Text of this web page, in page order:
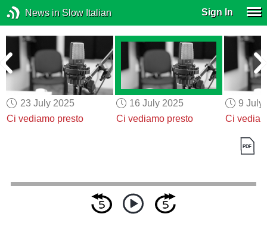
News in Slow Italian Sign In
23 July 2025
Ci vediamo presto
16 July 2025
Ci vediamo presto
9 July
Ci